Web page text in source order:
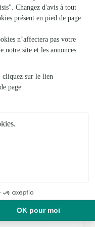
livraison a été
excellente. Merci
vous m'avez envoyé
de livraison.
je ne pas réellement